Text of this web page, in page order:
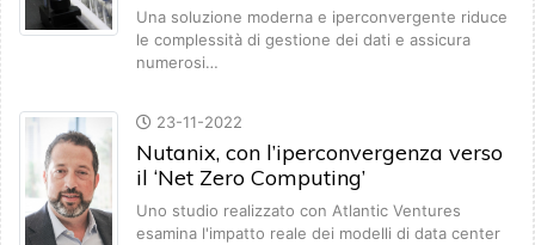
Una soluzione moderna e iperconvergente riduce
le complessità di gestione dei dati e assicura
numerosi…
23-11-2022
Nutanix, con l’iperconvergenza verso
il ‘Net Zero Computing’
Uno studio realizzato con Atlantic Ventures
esamina l'impatto reale dei modelli di data center